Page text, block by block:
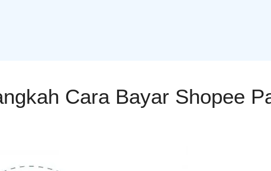
Cara Bayar Shopee